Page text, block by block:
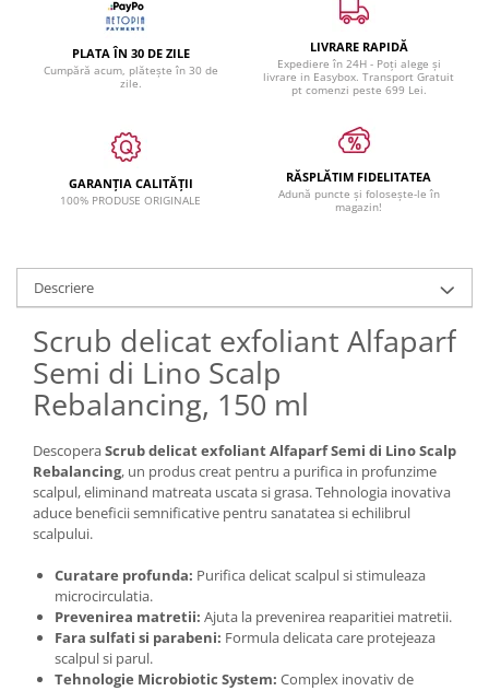
PLATA ÎN 30 DE ZILE
Cumpără acum, plătește în 30 de
zile.
LIVRARE RAPIDĂ
Expediere în 24H - Poți alege și
livrare in Easybox. Transport Gratuit
pt comenzi peste 699 Lei.
GARANȚIA CALITĂȚII
100% PRODUSE ORIGINALE
RĂSPLĂTIM FIDELITATEA
Adună puncte și folosește-le în
magazin!
Descriere
Scrub delicat exfoliant Alfaparf
Semi di Lino Scalp
Rebalancing, 150 ml
DescoperaScrub delicat exfoliant Alfaparf Semi di Lino Scalp
Rebalancing, un produs creat pentru a purifica in profunzime
scalpul, eliminand matreata uscata si grasa. Tehnologia inovativa
aduce beneficii semnificative pentru sanatatea si echilibrul
scalpului.
Curatare profunda: Purifica delicat scalpul si stimuleaza
microcirculatia.
Prevenirea matretii: Ajuta la prevenirea reaparitiei matretii.
Fara sulfati si parabeni: Formula delicata care protejeaza
scalpul si parul.
Tehnologie Microbiotic System: Complex inovativ de